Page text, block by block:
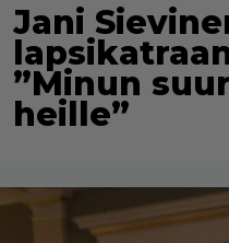
Jani
”Minun
heille”